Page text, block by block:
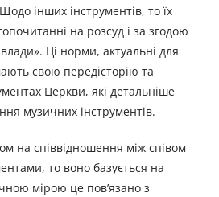
інших інструментів, то їх
на розсуд і за згодою
Ці норми, актуальні для
свою передісторію та
Церкви, які детальніше
музичних інструментів.
на співвідношення між співом
то воно базується на
мірою це пов’язано з